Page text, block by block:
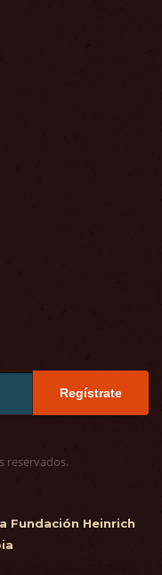
Regístrate
reservados.
Fundación Heinrich